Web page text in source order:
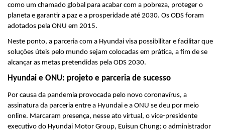
como um chamado global para acabar com a pobreza, proteger o
planeta e garantir a paz e a prosperidade até 2030. Os ODS foram
adotados pela ONU em 2015.
Neste ponto, a parceria com a Hyundai visa possibilitar e facilitar que
soluções úteis pelo mundo sejam colocadas em prática, a fim de se
alcançar as metas pretendidas pela ODS 2030.
Hyundai e ONU: projeto e parceria de sucesso
Por causa da pandemia provocada pelo novo coronavírus, a
assinatura da parceria entre a Hyundai e a ONU se deu por meio
online. Marcaram presença, nesse ato virtual, o vice-presidente
executivo do Hyundai Motor Group, Euisun Chung; o administrador